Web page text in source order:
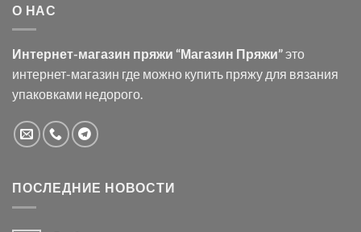
О НАС
Интернет-магазин пряжи “Магазин Пряжи”это
интернет-магазин где можно купить пряжу для вязания
упаковками недорого.
ПОСЛЕДНИЕ НОВОСТИ